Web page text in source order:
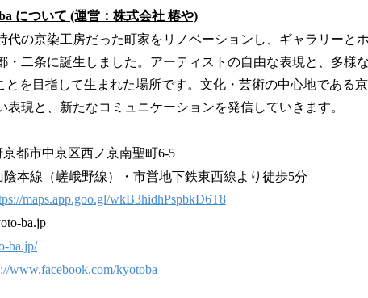
について (運営：株式会社 椿や)
代の京染工房だった町家をリノベーションし、ギャラリーと
・二条に誕生しました。アーティストの自由な表現と、多様
とを目指して生まれた場所です。文化・芸術の中心地である
表現と、新たなコミュニケーションを発信していきます。
都市中京区西ノ京南聖町6-5
陰本線（嵯峨野線）・市営地下鉄東西線より徒歩5分
maps.app.goo.gl/wkB3hidhPspbkD6T8
ba.jp
ba.jp/
www.facebook.com/kyotoba